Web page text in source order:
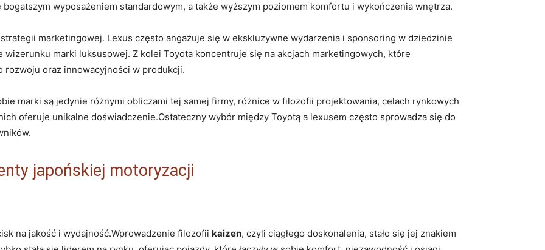
wyposażeniem standardowym, a także wyższym poziomem komfortu i wykończenia wnętrza.
marketingowej. Lexus często angażuje się w ekskluzywne wydarzenia i sponsoring w dziedzinie
marki luksusowej. Z kolei Toyota koncentruje się na akcjach marketingowych, które
oraz innowacyjności w produkcji.
marki są jedynie różnymi obliczami tej samej firmy, różnice w filozofii projektowania, celach rynkowych
oferuje unikalne doświadczenie.Ostateczny wybór między Toyotą a lexusem często sprowadza się do
japońskiej motoryzacji
na jakość i wydajność.Wprowadzenie filozofii kaizen, czyli ciągłego doskonalenia, stało się jej znakiem